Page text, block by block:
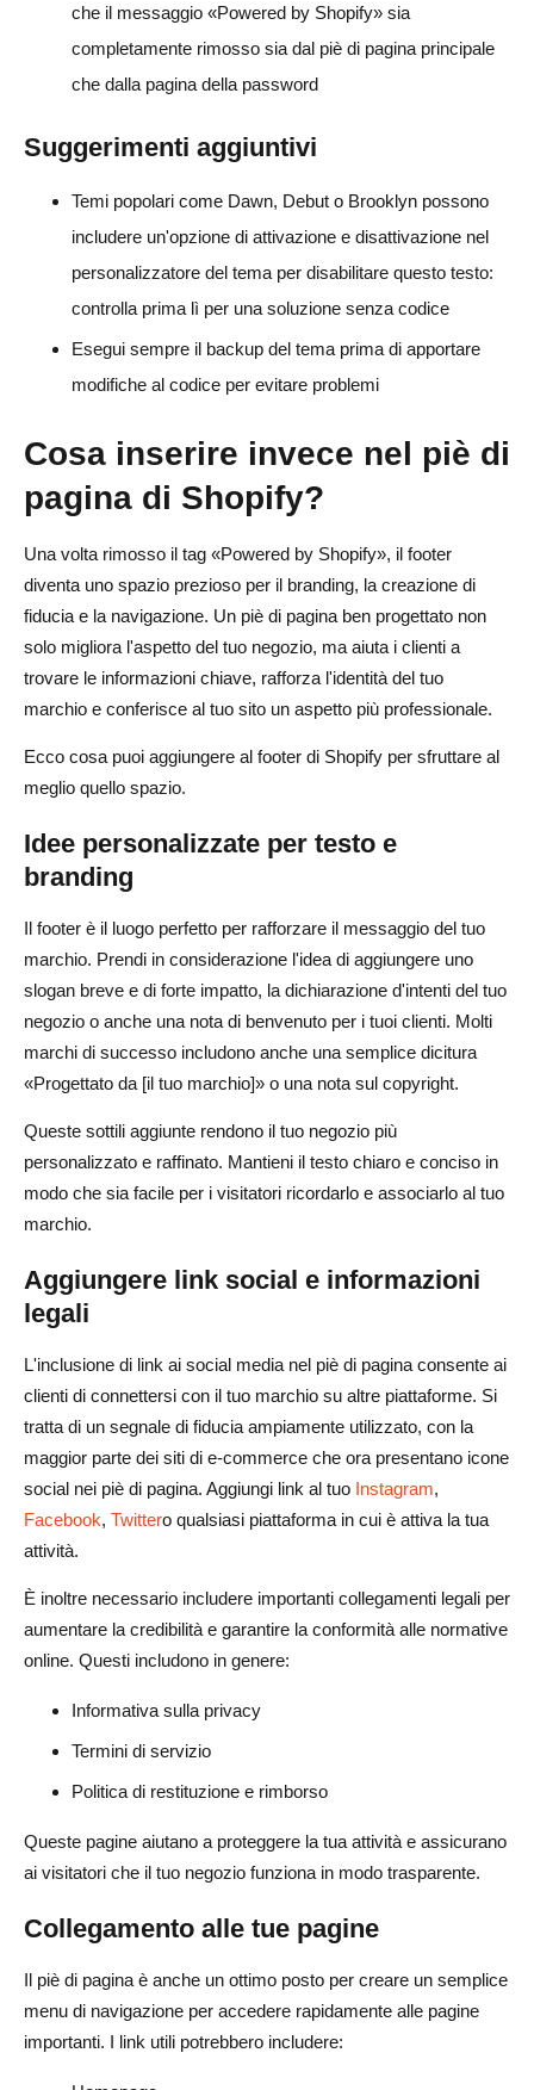
che il messaggio «Powered by Shopify» sia
completamente rimosso sia dal piè di pagina principale
che dalla pagina della password
Suggerimenti aggiuntivi
Temi popolari come Dawn, Debut o Brooklyn possono
includere un'opzione di attivazione e disattivazione nel
personalizzatore del tema per disabilitare questo testo:
controlla prima lì per una soluzione senza codice
Esegui sempre il backup del tema prima di apportare
modifiche al codice per evitare problemi
Cosa inserire invece nel piè di
pagina di Shopify?
Una volta rimosso il tag «Powered by Shopify», il footer
diventa uno spazio prezioso per il branding, la creazione di
fiducia e la navigazione. Un piè di pagina ben progettato non
solo migliora l'aspetto del tuo negozio, ma aiuta i clienti a
trovare le informazioni chiave, rafforza l'identità del tuo
marchio e conferisce al tuo sito un aspetto più professionale.
Ecco cosa puoi aggiungere al footer di Shopify per sfruttare al
meglio quello spazio.
Idee personalizzate per testo e
branding
Il footer è il luogo perfetto per rafforzare il messaggio del tuo
marchio. Prendi in considerazione l'idea di aggiungere uno
slogan breve e di forte impatto, la dichiarazione d'intenti del tuo
negozio o anche una nota di benvenuto per i tuoi clienti. Molti
marchi di successo includono anche una semplice dicitura
«Progettato da [il tuo marchio]» o una nota sul copyright.
Queste sottili aggiunte rendono il tuo negozio più
personalizzato e raffinato. Mantieni il testo chiaro e conciso in
modo che sia facile per i visitatori ricordarlo e associarlo al tuo
marchio.
Aggiungere link social e informazioni
legali
L'inclusione di link ai social media nel piè di pagina consente ai
clienti di connettersi con il tuo marchio su altre piattaforme. Si
tratta di un segnale di fiducia ampiamente utilizzato, con la
maggior parte dei siti di e-commerce che ora presentano icone
social nei piè di pagina. Aggiungi link al tuo Instagram,
Facebook, Twittero qualsiasi piattaforma in cui è attiva la tua
attività.
È inoltre necessario includere importanti collegamenti legali per
aumentare la credibilità e garantire la conformità alle normative
online. Questi includono in genere:
Informativa sulla privacy
Termini di servizio
Politica di restituzione e rimborso
Queste pagine aiutano a proteggere la tua attività e assicurano
ai visitatori che il tuo negozio funziona in modo trasparente.
Collegamento alle tue pagine
Il piè di pagina è anche un ottimo posto per creare un semplice
menu di navigazione per accedere rapidamente alle pagine
importanti. I link utili potrebbero includere: